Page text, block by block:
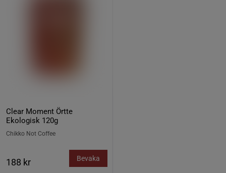
Clear Moment Örtte
Ekologisk 120g
Chikko Not Coffee
188 kr Bevaka